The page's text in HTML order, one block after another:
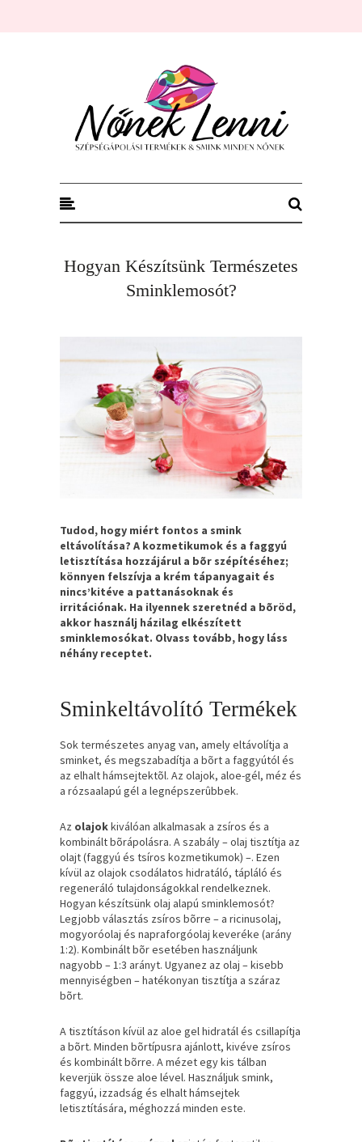
Hogyan Készítsünk Természetes
Sminklemosót?
Tudod, hogy miért fontos a smink
eltávolítása? A kozmetikumok és a faggyú
letisztítása hozzájárul a bõr szépítéséhez;
könnyen felszívja a krém tápanyagait és
nincs’kitéve a pattanásoknak és
irritációnak. Ha ilyennek szeretnéd a bõröd,
akkor használj házilag elkészített
sminklemosókat. Olvass tovább, hogy láss
néhány receptet.
Sminkeltávolító Termékek
Sok természetes anyag van, amely eltávolítja a
sminket, és megszabadítja a bõrt a faggyútól és
az elhalt hámsejtektõl. Az olajok, aloe-gél, méz és
a rózsaalapú gél a legnépszerûbbek.
Az olajokkiválóan alkalmasak a zsíros és a
kombinált bõrápolásra. A szabály – olaj tisztítja az
olajt (faggyú és tsíros kozmetikumok) –. Ezen
kívül az olajok csodálatos hidratáló, tápláló és
regeneráló tulajdonságokkal rendelkeznek.
Hogyan készítsünk olaj alapú sminklemosót?
Legjobb választás zsíros bõrre – a ricinusolaj,
mogyoróolaj és napraforgóolaj keveréke (arány
1:2). Kombinált bõr esetében használjunk
nagyobb – 1:3 arányt. Ugyanez az olaj – kisebb
mennyiségben – hatékonyan tisztítja a száraz
bõrt.
A tisztításon kívül az aloe gelhidratál és csillapítja
a bõrt. Minden bõrtípusra ajánlott, kivéve zsíros
és kombinált bõrre. A mézet egy kis tálban
keverjük össze aloe lével. Használjuk smink,
faggyú, izzadság és elhalt hámsejtek
letisztítására, méghozzá minden este.